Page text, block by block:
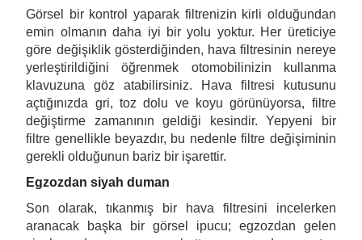
Görsel bir kontrol yaparak filtrenizin kirli olduğundan
emin olmanın daha iyi bir yolu yoktur. Her üreticiye
göre değişiklik gösterdiğinden, hava filtresinin nereye
yerleştirildiğini öğrenmek otomobilinizin kullanma
klavuzuna göz atabilirsiniz. Hava filtresi kutusunu
açtığınızda gri, toz dolu ve koyu görünüyorsa, filtre
değiştirme zamanının geldiği kesindir. Yepyeni bir
filtre genellikle beyazdır, bu nedenle filtre değişiminin
gerekli olduğunun bariz bir işarettir.
Egzozdan siyah duman
Son olarak, tıkanmış bir hava filtresini incelerken
aranacak başka bir görsel ipucu; egzozdan gelen